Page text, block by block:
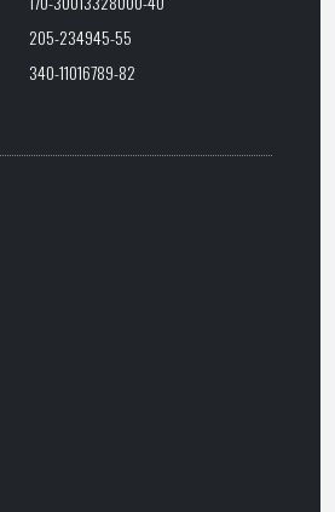
205-234945-55
340-11016789-82